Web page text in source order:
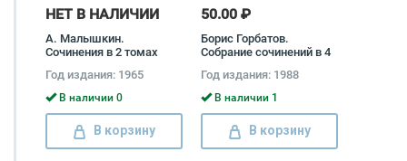
НЕТ В НАЛИЧИИ
А. Малышкин.
Сочинения в 2 томах
Малышкин
Год издания: 1965
В наличии 0
В корзину
50.00 ₽
Борис Горбатов.
Собрание сочинений в 4
Горбатов
Год издания: 1988
В наличии 1
В корзину